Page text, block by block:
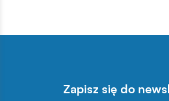
Zapisz się do